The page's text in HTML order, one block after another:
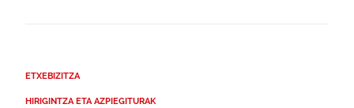
ETXEBIZITZA
HIRIGINTZA ETA AZPIEGITURAK